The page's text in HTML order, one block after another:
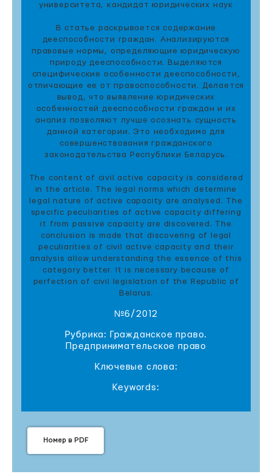
университета, кандидат юридических наук
В статье раскрывается содержание
дееспособности граждан. Анализируются
правовые нормы, определяющие юридическую
природу дееспособности. Выделяются
специфические особенности дееспособности,
отличающие ее от правоспособности. Делается
вывод, что выявление юридических
особенностей дееспособности граждан и их
анализ позволяют лучше осознать сущность
данной категории. Это необходимо для
совершенствования гражданского
законодательства Республики Беларусь.
The content of civil active capacity is considered
in the article. The legal norms which determine
legal nature of active capacity are analysed. The
specific peculiarities of active capacity differing
it from passive capacity are discovered. The
conclusion is made that discovering of legal
peculiarities of civil active capacity and their
analysis allow understanding the essence of this
category better. It is necessary because of
perfection of civil legislation of the Republic of
Belarus.
№6/2012
Рубрика: Гражданское право.
Предпринимательское право
Ключевые слова:
Keywords:
Номер в PDF